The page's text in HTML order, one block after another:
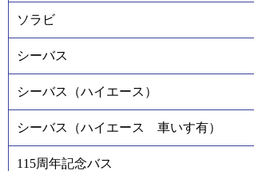
ソラビ
シーバス
シーバス（ハイエース）
シーバス（ハイエース 車いす有）
115周年記念バス